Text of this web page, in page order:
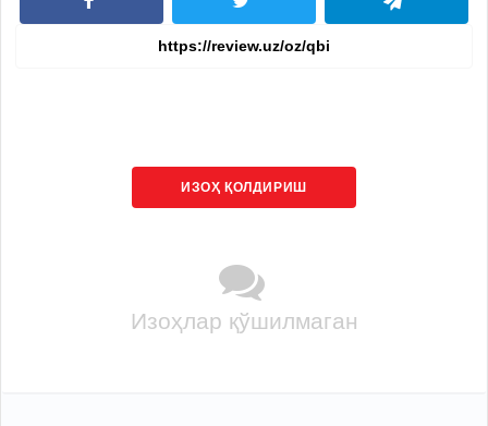
ИЗОҲ ҚОЛДИРИШ
Изоҳлар қўшилмаган